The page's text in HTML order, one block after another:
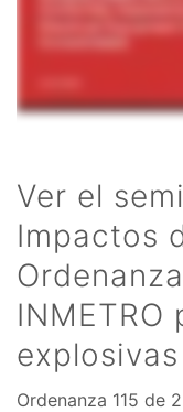
Ver el
Impactos
INMETRO
Ordenanza 115 de